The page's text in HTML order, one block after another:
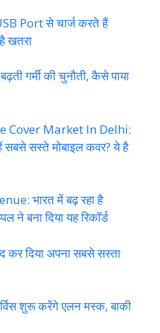
Port से चार्ज करते हैं
खतरा
गर्मी की चुनौती, कैसे पाया
Cover Market In Delhi:
सबसे सस्ते मोबाइल कवर? ये है
भारत में बढ़ रहा है
ने बना दिया यह रिकॉर्ड
दिया अपना सबसे सस्ता
शुरू करेंगे एलन मस्क, बाकी